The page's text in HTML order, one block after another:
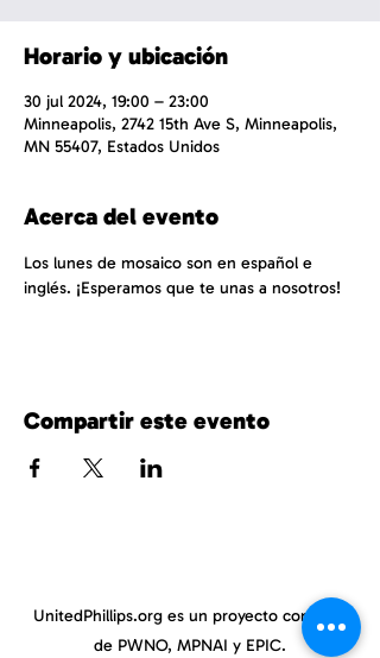
Horario y ubicación
30 jul 2024, 19:00 – 23:00
Minneapolis, 2742 15th Ave S, Minneapolis,
MN 55407, Estados Unidos
Acerca del evento
Los lunes de mosaico son en español e
inglés. ¡Esperamos que te unas a nosotros!
Compartir este evento
UnitedPhillips.org es un proyecto conjunto
de PWNO, MPNAI y EPIC.